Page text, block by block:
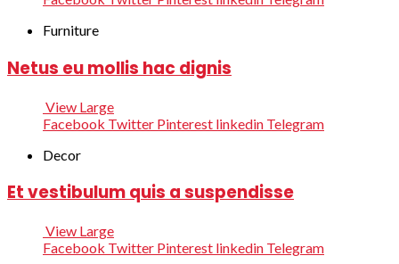
Furniture
Netus eu mollis hac dignis
View Large
Facebook Twitter Pinterest linkedin Telegram
Decor
Et vestibulum quis a suspendisse
View Large
Facebook Twitter Pinterest linkedin Telegram